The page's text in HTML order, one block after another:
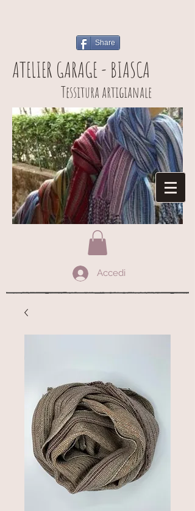
Share
ATELIER GARAGE - BIASCA
Tessitura artigianale
Accedi